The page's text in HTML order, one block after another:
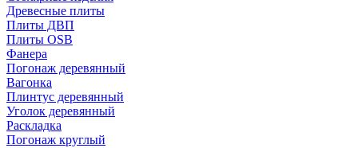
Древесные плиты
Плиты ДВП
Плиты OSB
Фанера
Погонаж деревянный
Вагонка
Плинтус деревянный
Уголок деревянный
Раскладка
Погонаж круглый